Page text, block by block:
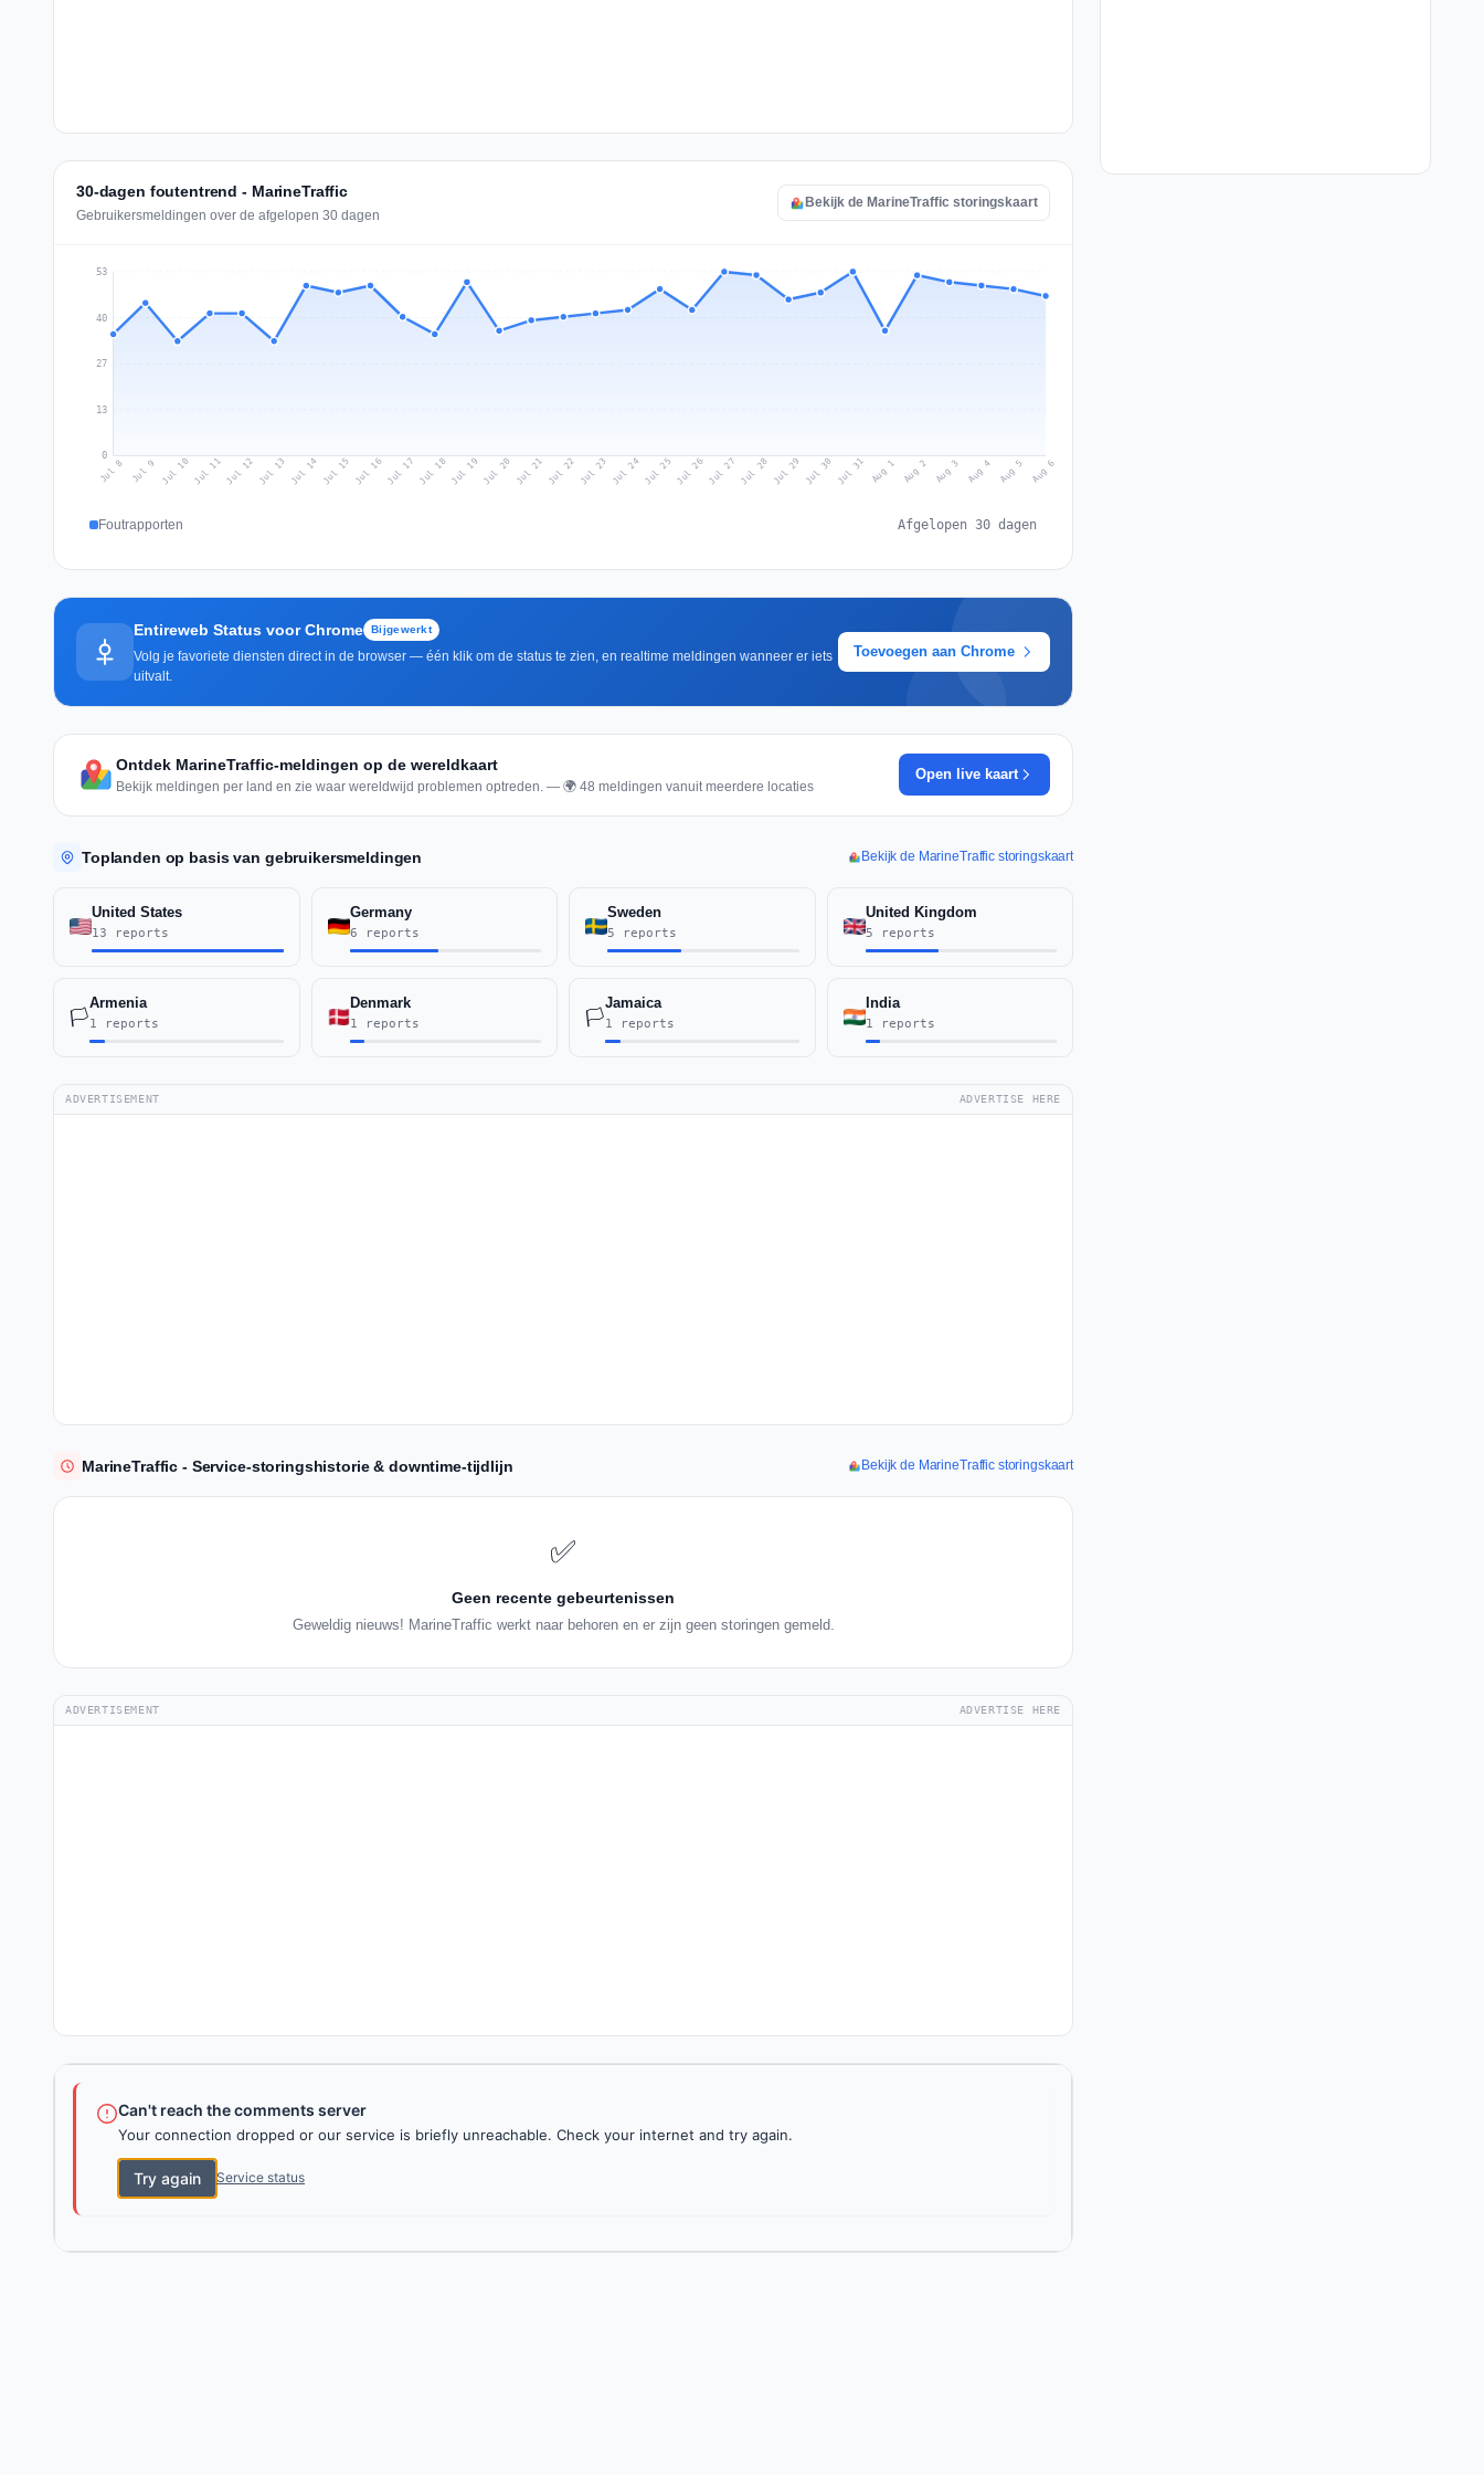
30-dagen foutentrend - MarineTraffic
Gebruikersmeldingen over de afgelopen 30 dagen
Bekijk de MarineTraffic storingskaart
0
13
27
40
53
Jul 8 Jul 9 Jul 10 Jul 11Jul 12 Jul 13 Jul 14 Jul 15 Jul 16Jul 17 Jul 18Jul 19 Jul 20 Jul 21 Jul 22 Jul 23 Jul 24Jul 25 Jul 26Jul 27 Jul 28 Jul 29 Jul 30 Jul 31 Aug 1 Aug 2 Aug 3 Aug 4 Aug 5 Aug 6
Foutrapporten Afgelopen 30 dagen
Entireweb Status voor Chrome Bijgewerkt
Volg je favoriete diensten direct in de browser — één klik om de status te zien, en realtime meldingen wanneer er iets
uitvalt.
Toevoegen aan Chrome
Ontdek MarineTraffic-meldingen op de wereldkaart
Bekijk meldingen per land en zie waar wereldwijd problemen optreden. — 🌍 48 meldingen vanuit meerdere locaties
Open live kaart
Toplanden op basis van gebruikersmeldingen Bekijk de MarineTraffic storingskaart
United States
13 reports
Germany
6 reports
Sweden
5 reports
United Kingdom
5 reports
🏳️
Armenia
1 reports
Denmark
1 reports 🏳️
Jamaica
1 reports
India
1 reports
ADVERTISEMENT ADVERTISE HERE
MarineTraffic - Service-storingshistorie & downtime-tijdlijn Bekijk de MarineTraffic storingskaart
✅
Geen recente gebeurtenissen
Geweldig nieuws! MarineTraffic werkt naar behoren en er zijn geen storingen gemeld.
ADVERTISEMENT ADVERTISE HERE
Can't reach the comments server
Your connection dropped or our service is briefly unreachable. Check your internet and try again.
Try again Service status